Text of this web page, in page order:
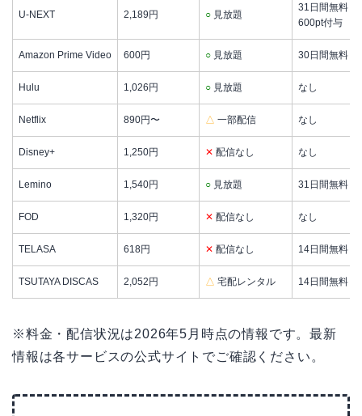
U-NEXT 2,189円 ○ 見放題
31日間無料
600pt付与
Amazon Prime Video 600円 ○ 見放題 30日間無料
Hulu 1,026円 ○ 見放題 なし
Netflix 890円〜 △ 一部配信 なし
Disney+ 1,250円 ✕ 配信なし なし
Lemino 1,540円 ○ 見放題 31日間無料
FOD 1,320円 ✕ 配信なし なし
TELASA 618円 ✕ 配信なし 14日間無料
TSUTAYA DISCAS 2,052円 △ 宅配レンタル 14日間無料
※料金・配信状況は2026年5月時点の情報です。最新
情報は各サービスの公式サイトでご確認ください。